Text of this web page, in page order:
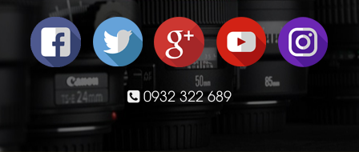
0932 322 689